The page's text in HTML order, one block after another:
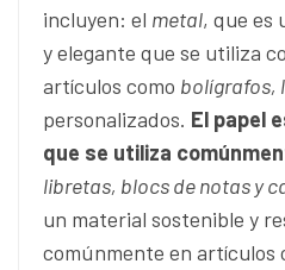
incluyen: el metal, que es
y elegante que se utiliza
artículos como bolígrafos,
personalizados. El papel
que se utiliza
libretas, blocs de notas y
un material sostenible y
comúnmente en artículos